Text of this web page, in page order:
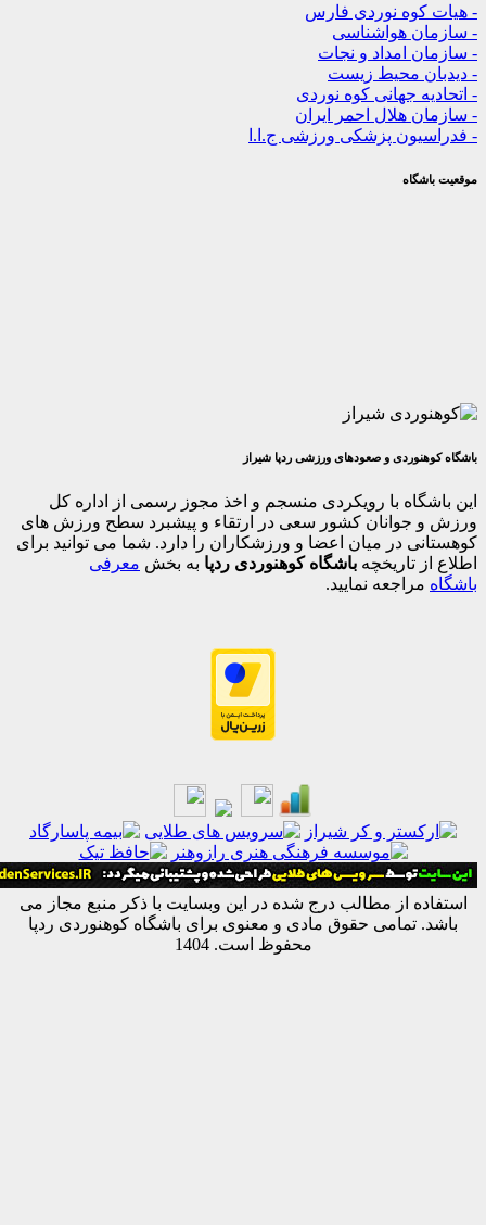
نوردی فارس
هواشناسی
امداد و نجات
محیط زیست
جهانی کوه نوردی
هلال احمر ایران
پزشکی ورزشی ج.ا.ا
و صعودهای ورزشی ردپا شیراز
با رویکردی منسجم و اخذ مجوز رسمی از اداره کل
کشور سعی در ارتقاء و پیشبرد سطح ورزش های
در میان اعضا و ورزشکاران را دارد. شما می توانید برای
تاریخچه باشگاه کوهنوردی ردپابه بخش معرفی
نمایید.
از مطالب درج شده در این وبسایت با ذکر منبع مجاز می
تمامی حقوق مادی و معنوی برای باشگاه کوهنوردی ردپا
محفوظ است. 1404